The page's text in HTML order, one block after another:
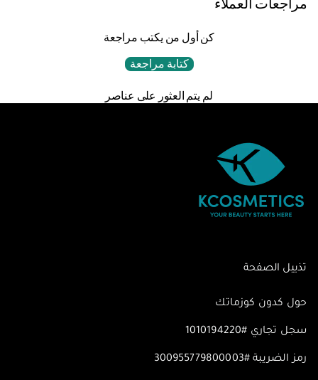
كن أول من يكتب مراجعة
كتابة مراجعة
لم يتم العثور على عناصر
تذييل الصفحة
حول كدون كوزماتك
سجل تجاري #1010194220
رمز الضريبة #300955779800003